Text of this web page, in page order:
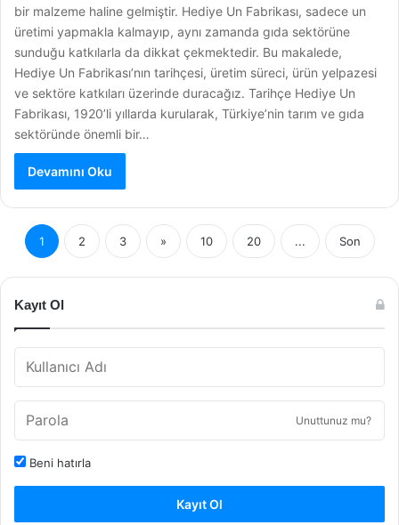
bir malzeme haline gelmiştir. Hediye Un Fabrikası, sadece un
üretimi yapmakla kalmayıp, aynı zamanda gıda sektörüne
sunduğu katkılarla da dikkat çekmektedir. Bu makalede,
Hediye Un Fabrikası’nın tarihçesi, üretim süreci, ürün yelpazesi
ve sektöre katkıları üzerinde duracağız. Tarihçe Hediye Un
Fabrikası, 1920’li yıllarda kurularak, Türkiye’nin tarım ve gıda
sektöründe önemli bir…
Devamını Oku
1 2 3 » 10 20 ... Son
Kayıt Ol
Unuttunuz mu?
Beni hatırla
Kayıt Ol